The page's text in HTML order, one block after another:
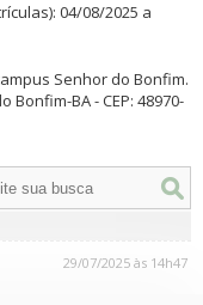
04/08/2025 a
Senhor do Bonfim.
BA - CEP: 48970-
29/07/2025 às 14h47